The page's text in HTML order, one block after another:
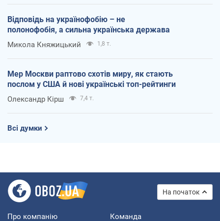
Відповідь на українофобію – не
полонофобія, а сильна українська держава
Микола Княжицький 1,8 т.
Мер Москви раптово схотів миру, як стають
послом у США й нові українські топ-рейтинги
Олександр Кірш 7,4 т.
Всі думки
На початок
Про компанію Команда